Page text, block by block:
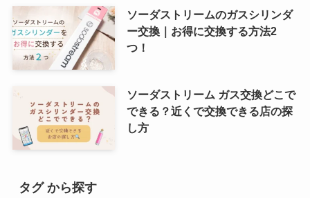
ソーダストリームのガスシリンダ
ー交換｜お得に交換する方法2
つ！
ソーダストリーム ガス交換どこで
できる？近くで交換できる店の探
し方
タグ から探す